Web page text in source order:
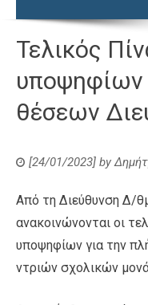
Τελικός
υποψηφίων
θέσεων
[24/01/2023] by
Από τη Διεύθυνση Δ/
ανακοινώνονται οι
υποψηφίων για την
ντριών σχολικών